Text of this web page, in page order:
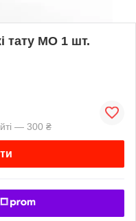
тату MO 1 шт.
— 300 ₴